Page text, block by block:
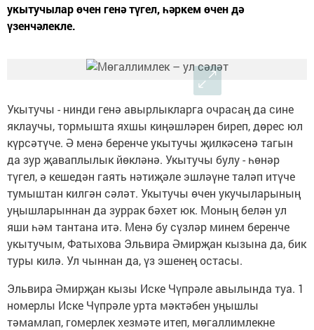
укытучылар өчен генә түгел, һәркем өчен дә
үзенчәлекле.
Укытучы - нинди генә авырлыкларга очрасаң да сине
яклаучы, тормышта яхшы киңәшләрен биреп, дөрес юл
күрсәтүче. Ә менә беренче укытучы җилкәсенә тагын
да зур җаваплылык йөкләнә. Укытучы булу - һөнәр
түгел, ә кешедән гаять нәтиҗәле эшләүне таләп итүче
тумыштан килгән сәләт. Укытучы өчен укучыларының
уңышларыннан да зуррак бәхет юк. Моның белән ул
яши һәм тантана итә. Менә бу сүзләр минем беренче
укытучым, Фатыхова Эльвира Әмирҗан кызына да, бик
туры килә. Ул чыннан да, үз эшенең остасы.
Эльвира Әмирҗан кызы Иске Чүпрәле авылында туа. 1
номерлы Иске Чүпрәле урта мәктәбен уңышлы
тәмамлап, гомерлек хезмәте итеп, мөгаллимлекне